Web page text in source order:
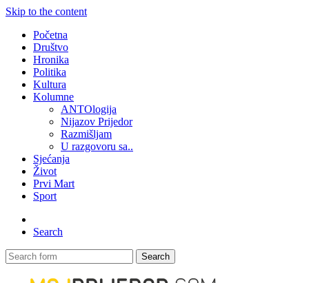
Skip to the content
Početna
Društvo
Hronika
Politika
Kultura
Kolumne
ANTOlogija
Nijazov Prijedor
Razmišljam
U razgovoru sa..
Sjećanja
Život
Prvi Mart
Sport
Search
Search